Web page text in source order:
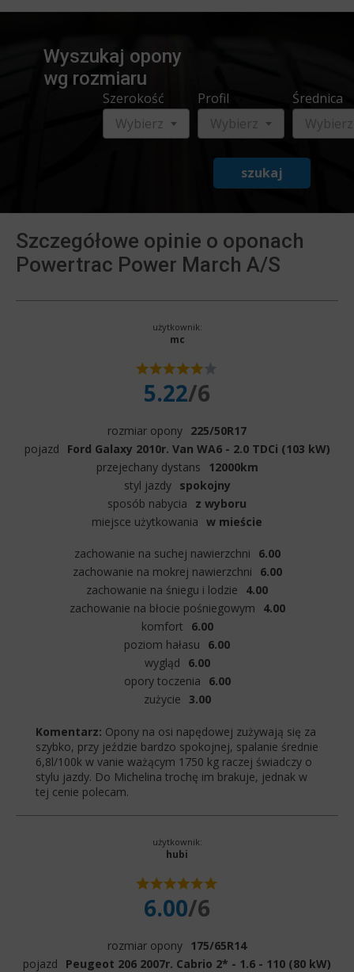
Wyszukaj opony
wg rozmiaru
Szerokość
Wybierz
Profil
Wybierz
Średnica
Wybierz
szukaj
Szczegółowe opinie o oponach
Powertrac Power March A/S
użytkownik:
mc
5.22/6
rozmiar opony 225/50R17
pojazd
Ford Galaxy 2010r. Van WA6 - 2.0 TDCi (103 kW)
przejechany dystans
12000km
styl jazdy
spokojny
sposób nabycia
z wyboru
miejsce użytkowania w mieście
zachowanie na suchej nawierzchni
6.00
zachowanie na mokrej nawierzchni
6.00
zachowanie na śniegu i lodzie
4.00
zachowanie na błocie pośniegowym
4.00
komfort
6.00
poziom hałasu
6.00
wygląd
6.00
opory toczenia
6.00
zużycie 3.00
Komentarz: Opony na osi napędowej zużywają się za
szybko, przy jeździe bardzo spokojnej, spalanie średnie
6,8l/100k w vanie ważącym 1750 kg raczej świadczy o
stylu jazdy. Do Michelina trochę im brakuje, jednak w
tej cenie polecam.
użytkownik:
hubi
6.00/6
rozmiar opony 175/65R14
pojazd
Peugeot 206 2007r. Cabrio 2* - 1.6 - 110 (80 kW)